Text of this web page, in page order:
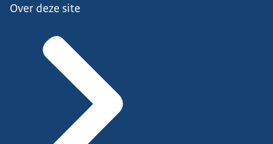
Over deze site